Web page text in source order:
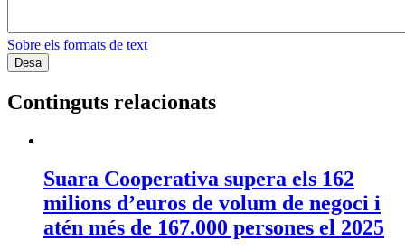
Sobre els formats de text
Continguts relacionats
Suara Cooperativa supera els 162
milions d’euros de volum de negoci i
atén més de 167.000 persones el 2025